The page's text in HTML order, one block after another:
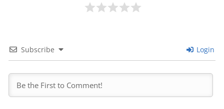
Subscribe Login